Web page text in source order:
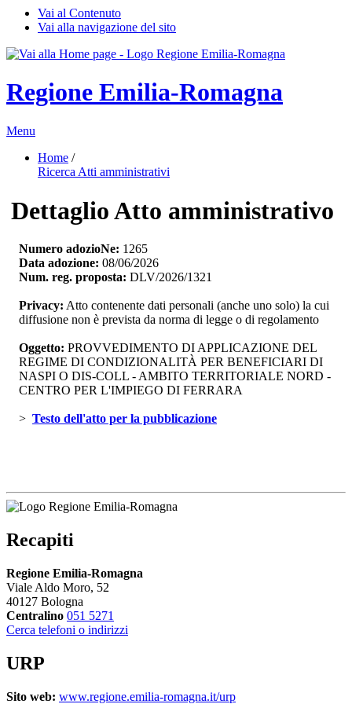
Vai al Contenuto
Vai alla navigazione del sito
Regione Emilia-Romagna
Menu
Home /
Ricerca Atti amministrativi
Dettaglio Atto amministrativo
Numero adozioNe: 1265
Data adozione: 08/06/2026
Num. reg. proposta: DLV/2026/1321
Privacy: Atto contenente dati personali (anche uno solo) la cui
diffusione non è prevista da norma di legge o di regolamento
Oggetto: PROVVEDIMENTO DI APPLICAZIONE DEL
REGIME DI CONDIZIONALITÀ PER BENEFICIARI DI
NASPI O DIS-COLL - AMBITO TERRITORIALE NORD -
CENTRO PER L'IMPIEGO DI FERRARA
> Testo dell'atto per la pubblicazione
Recapiti
Regione Emilia-Romagna
Viale Aldo Moro, 52
40127 Bologna
Centralino 051 5271
Cerca telefoni o indirizzi
URP
Sito web: www.regione.emilia-romagna.it/urp